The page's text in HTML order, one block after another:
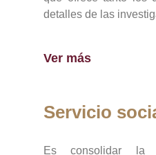
detalles de las
Ver más
Servicio
Es consolidar la